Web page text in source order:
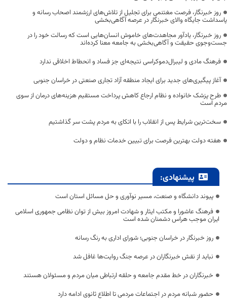
روز خبرنگار، فرصت مغتنمی برای تجلیل از تلاش‌های ارزشمند اصحاب رسانه و
پاسداشت جایگاه والای خبرنگار در عرصه آگاهی‌بخشی
روز خبرنگار، یادآور مجاهدت‌های خاموش انسان‌هایی است که رسالت خود را در
جست‌وجوی حقیقت و آگاهی‌بخشی به جامعه معنا کرده‌اند
فرهنگ مادی و لیبرال‌دموکراسی نتیجه‌ای جز فساد و انحطاط اخلاقی ندارد
آغاز پیگیری‌های جدید برای ایجاد منطقه آزاد تجاری صنعتی در خراسان جنوبی
طرح پزشک خانواده و نظام ارجاع کاهش پرداخت مستقیم هزینه‌های درمان از سوی
مردم است
سخت‌ترین شرایط پس از انقلاب را با اتکای به مردم پشت سر گذاشتیم
هفته دولت بهترین فرصت برای تبیین خدمات نظام و دولت
پیشنهادی:
پیوند دانشگاه و صنعت، مسیر نوآوری و حل مسائل استان است
فرهنگ عاشورا و مکتب ایثار و شهادت امروز بیش از توان نظامی جمهوری اسلامی
ایران موجب هراس دشمنان شده است
روز خبرنگار در خراسان جنوبی؛ شورای اداری به رنگ رسانه
نباید از نقش خبرنگاران در عرصه جنگ روایت‌ها غافل شد
خبرنگاران در خط مقدم جامعه و حلقه ارتباطی میان مردم و مسئولان هستند
حضور شبانه مردم در اجتماعات مردمی تا اطلاع ثانوی ادامه دارد